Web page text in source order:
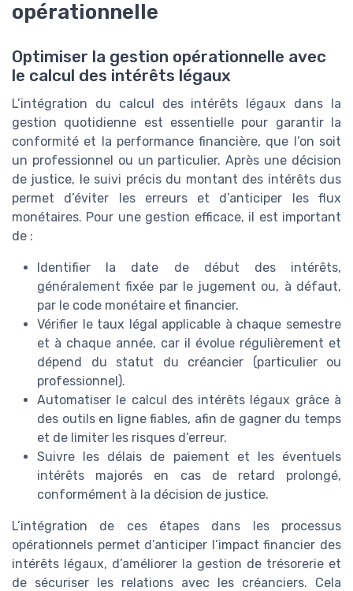
opérationnelle
Optimiser la gestion opérationnelle avec
le calcul des intérêts légaux
L’intégration du calcul des intérêts légaux dans la
gestion quotidienne est essentielle pour garantir la
conformité et la performance financière, que l’on soit
un professionnel ou un particulier. Après une décision
de justice, le suivi précis du montant des intérêts dus
permet d’éviter les erreurs et d’anticiper les flux
monétaires. Pour une gestion efficace, il est important
de :
Identifier la date de début des intérêts,
généralement fixée par le jugement ou, à défaut,
par le code monétaire et financier.
Vérifier le taux légal applicable à chaque semestre
et à chaque année, car il évolue régulièrement et
dépend du statut du créancier (particulier ou
professionnel).
Automatiser le calcul des intérêts légaux grâce à
des outils en ligne fiables, afin de gagner du temps
et de limiter les risques d’erreur.
Suivre les délais de paiement et les éventuels
intérêts majorés en cas de retard prolongé,
conformément à la décision de justice.
L’intégration de ces étapes dans les processus
opérationnels permet d’anticiper l’impact financier des
intérêts légaux, d’améliorer la gestion de trésorerie et
de sécuriser les relations avec les créanciers. Cela